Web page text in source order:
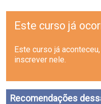
Este curso já
Este curso já
inscrever nele.
Recomendações